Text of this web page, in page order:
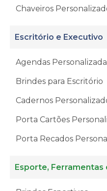
Chaveiros
Escritório e Executivo
Agendas
Brindes para Escritório
Cadernos
Porta Cartões
Porta Recados
Esporte, Ferramentas